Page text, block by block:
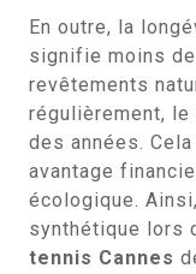
En outre, la
signifie moins
revêtements
régulièrement,
des années.
avantage
écologique.
synthétique lors
tennis Cannes